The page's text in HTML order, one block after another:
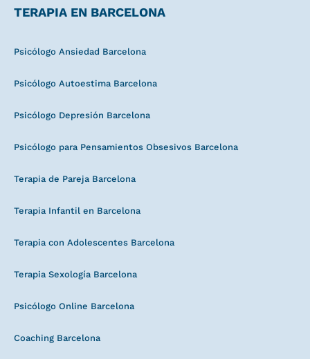
TERAPIA EN BARCELONA
Psicólogo Ansiedad Barcelona
Psicólogo Autoestima Barcelona
Psicólogo Depresión Barcelona
Psicólogo para Pensamientos Obsesivos Barcelona
Terapia de Pareja Barcelona
Terapia Infantil en Barcelona
Terapia con Adolescentes Barcelona
Terapia Sexología Barcelona
Psicólogo Online Barcelona
Coaching Barcelona